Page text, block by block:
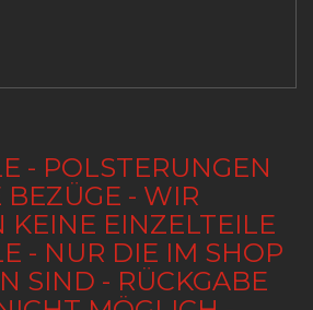
- POLSTERUNGEN
BEZÜGE - WIR
KEINE EINZELTEILE
- NUR DIE IM SHOP
SIND - RÜCKGABE